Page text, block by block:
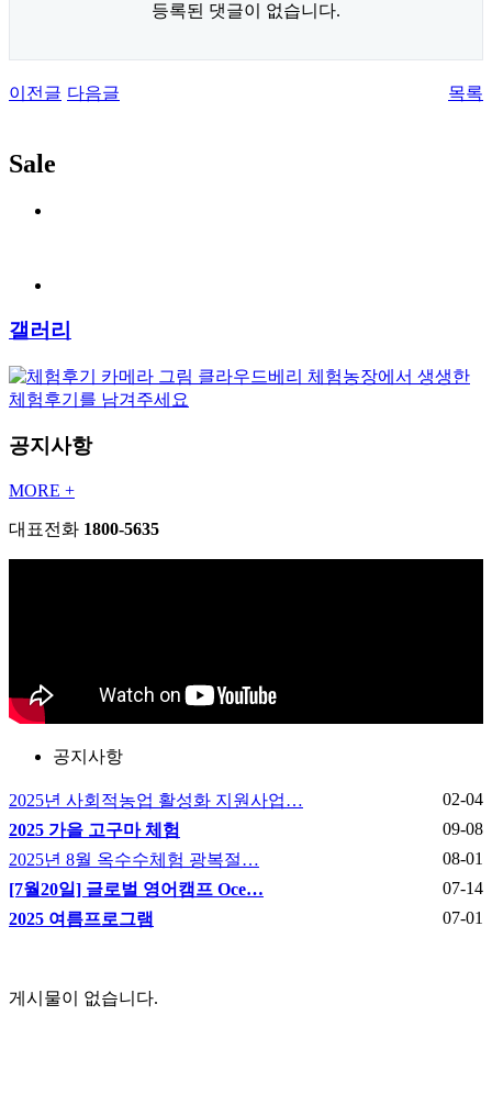
등록된 댓글이 없습니다.
이전글 다음글 목록
Sale
갤러리
클라우드베리 체험농장에서 생생한
체험후기를 남겨주세요
공지사항
MORE +
대표전화 1800-5635
공지사항
2025년 사회적농업 활성화 지원사업…
02-04
2025 가을 고구마 체험
09-08
2025년 8월 옥수수체험 광복절…
08-01
[7월20일] 글로벌 영어캠프 Oce…
07-14
2025 여름프로그램
07-01
게시물이 없습니다.